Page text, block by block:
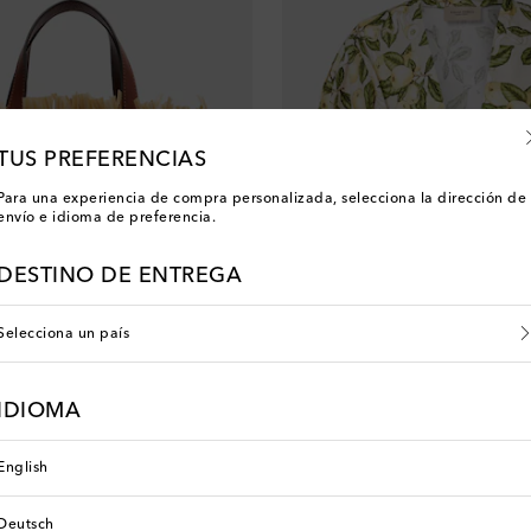
PREFERENCIAS
Para una experiencia de compra personalizada, selecciona la dirección de
e idioma de preferencia.
DESTINO DE ENTREGA
un país
IDIOMA
English
Deutsch